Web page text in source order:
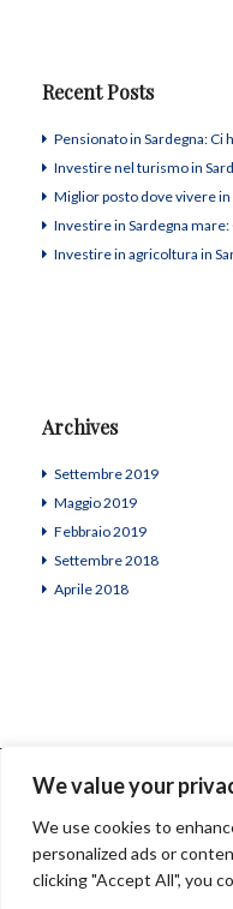
We value your
We use cookies to
personalized ads or
clicking "Accept All", you
Recent Posts
Pensionato in Sardegna: Ci
Investire nel turismo in
Miglior posto dove vivere
Investire in Sardegna mare:
Investire in agricoltura in
Archives
Settembre 2019
Maggio 2019
Febbraio 2019
Settembre 2018
Aprile 2018
© InSardinia
Legal Notes|